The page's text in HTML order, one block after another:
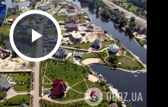
Play Video